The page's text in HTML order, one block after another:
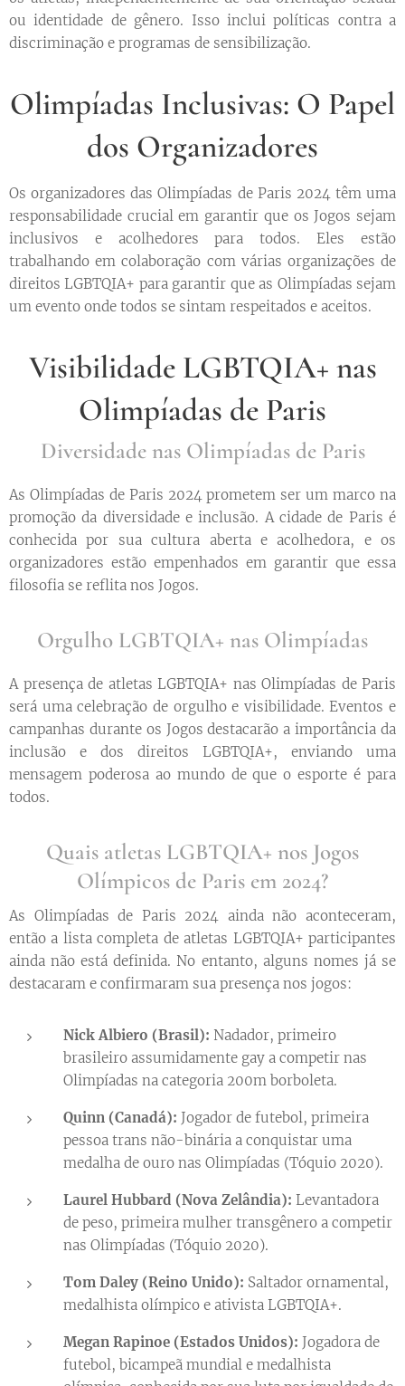
ou identidade de gênero. Isso inclui políticas contra a
discriminação e programas de sensibilização.
Olimpíadas Inclusivas: O Papel
dos Organizadores
Os organizadores das Olimpíadas de Paris 2024 têm uma
responsabilidade crucial em garantir que os Jogos sejam
inclusivos e acolhedores para todos. Eles estão
trabalhando em colaboração com várias organizações de
direitos LGBTQIA+ para garantir que as Olimpíadas sejam
um evento onde todos se sintam respeitados e aceitos.
Visibilidade LGBTQIA+ nas
Olimpíadas de Paris
Diversidade nas Olimpíadas de Paris
As Olimpíadas de Paris 2024 prometem ser um marco na
promoção da diversidade e inclusão. A cidade de Paris é
conhecida por sua cultura aberta e acolhedora, e os
organizadores estão empenhados em garantir que essa
filosofia se reflita nos Jogos.
Orgulho LGBTQIA+ nas Olimpíadas
A presença de atletas LGBTQIA+ nas Olimpíadas de Paris
será uma celebração de orgulho e visibilidade. Eventos e
campanhas durante os Jogos destacarão a importância da
inclusão e dos direitos LGBTQIA+, enviando uma
mensagem poderosa ao mundo de que o esporte é para
todos.
Quais atletas LGBTQIA+ nos Jogos
Olímpicos de Paris em 2024?
As Olimpíadas de Paris 2024 ainda não aconteceram,
então a lista completa de atletas LGBTQIA+ participantes
ainda não está definida. No entanto, alguns nomes já se
destacaram e confirmaram sua presença nos jogos:
Nick Albiero (Brasil): Nadador, primeiro
brasileiro assumidamente gay a competir nas
Olimpíadas na categoria 200m borboleta.
Quinn (Canadá): Jogador de futebol, primeira
pessoa trans não-binária a conquistar uma
medalha de ouro nas Olimpíadas (Tóquio 2020).
Laurel Hubbard (Nova Zelândia): Levantadora
de peso, primeira mulher transgênero a competir
nas Olimpíadas (Tóquio 2020).
Tom Daley (Reino Unido): Saltador ornamental,
medalhista olímpico e ativista LGBTQIA+.
Megan Rapinoe (Estados Unidos): Jogadora de
futebol, bicampeã mundial e medalhista